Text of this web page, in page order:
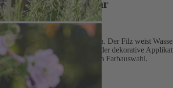
und mehr
im kreativen Gestalten. Der Filz weist
Taschen, Schutzhüllen oder dekorative
mit einer vielseitig einsetzbaren Farbauswahl.